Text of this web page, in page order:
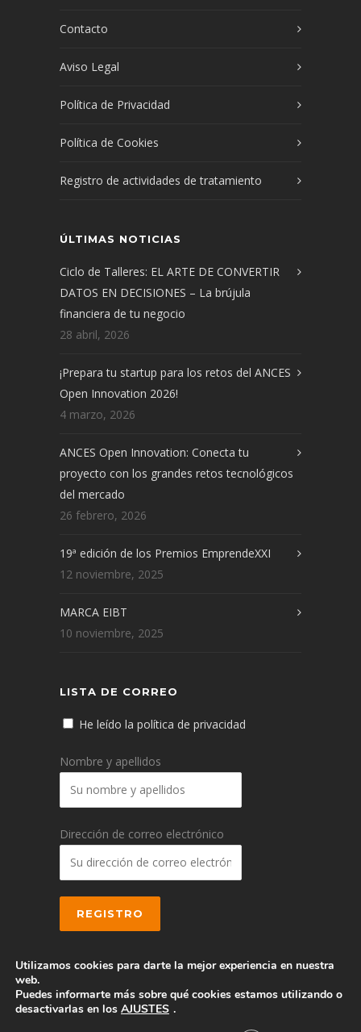
Contacto
Aviso Legal
Política de Privacidad
Política de Cookies
Registro de actividades de tratamiento
ÚLTIMAS NOTICIAS
Ciclo de Talleres: EL ARTE DE CONVERTIR
DATOS EN DECISIONES – La brújula
financiera de tu negocio
28 abril, 2026
¡Prepara tu startup para los retos del ANCES
Open Innovation 2026!
4 marzo, 2026
ANCES Open Innovation: Conecta tu
proyecto con los grandes retos tecnológicos
del mercado
26 febrero, 2026
19ª edición de los Premios EmprendeXXI
12 noviembre, 2025
MARCA EIBT
10 noviembre, 2025
LISTA DE CORREO
He leído la política de privacidad
Nombre y apellidos
Dirección de correo electrónico
© 2016 CEEI Albacete
Utilizamos cookies para darte la mejor experiencia en nuestra
web.
Puedes informarte más sobre qué cookies estamos utilizando o
desactivarlas en los AJUSTES .